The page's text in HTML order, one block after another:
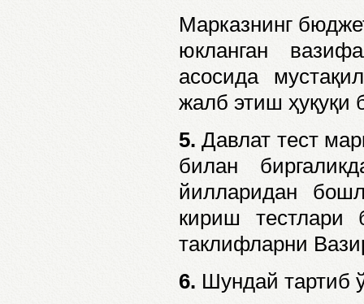
Марказнинг
юкланган
асосида
жалб этиш ҳуқуқи
5. Давлат тест
билан
йилларидан
кириш тестлари
таклифларни
6. Шундай тартиб